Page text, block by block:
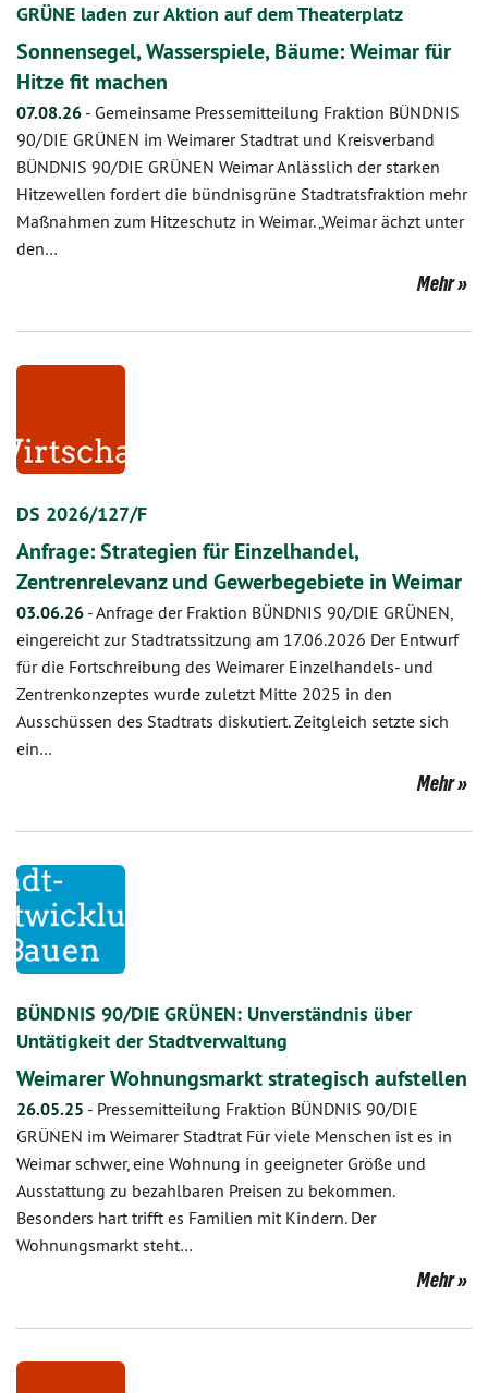
GRÜNE laden zur Aktion auf dem Theaterplatz
Sonnensegel, Wasserspiele, Bäume: Weimar für
Hitze fit machen
07.08.26 - Gemeinsame Pressemitteilung Fraktion BÜNDNIS
90/DIE GRÜNEN im Weimarer Stadtrat und Kreisverband
BÜNDNIS 90/DIE GRÜNEN Weimar Anlässlich der starken
Hitzewellen fordert die bündnisgrüne Stadtratsfraktion mehr
Maßnahmen zum Hitzeschutz in Weimar. „Weimar ächzt unter
den…
Mehr
DS 2026/127/F
Anfrage: Strategien für Einzelhandel,
Zentrenrelevanz und Gewerbegebiete in Weimar
03.06.26 -Anfrage der Fraktion BÜNDNIS 90/DIE GRÜNEN,
eingereicht zur Stadtratssitzung am 17.06.2026 Der Entwurf
für die Fortschreibung des Weimarer Einzelhandels- und
Zentrenkonzeptes wurde zuletzt Mitte 2025 in den
Ausschüssen des Stadtrats diskutiert. Zeitgleich setzte sich
ein…
Mehr
BÜNDNIS 90/DIE GRÜNEN: Unverständnis über
Untätigkeit der Stadtverwaltung
Weimarer Wohnungsmarkt strategisch aufstellen
26.05.25 - Pressemitteilung Fraktion BÜNDNIS 90/DIE
GRÜNEN im Weimarer Stadtrat Für viele Menschen ist es in
Weimar schwer, eine Wohnung in geeigneter Größe und
Ausstattung zu bezahlbaren Preisen zu bekommen.
Besonders hart trifft es Familien mit Kindern. Der
Wohnungsmarkt steht…
Mehr